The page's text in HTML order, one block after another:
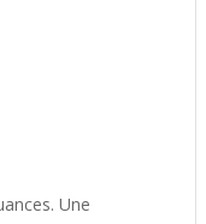
Une